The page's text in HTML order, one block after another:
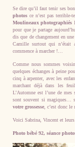
Se dire qu’il faut tenir ses
photos ce n’est pas
Moulineaux photographiés
pour que je partage
dis que de changement en
Camille surtout qui n’était
commence à marcher !…
Comme nous sommes
quelques échanges à peine
cinq à arpenter, avec les
marchant déjà dans les
L’Automne est l’une de mes
sont souvent si magiques…
votre grossesse , c’est donc
Voici Sabrina, Vincent et
Photo bébé 92, séance